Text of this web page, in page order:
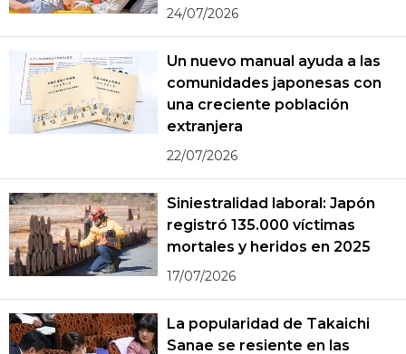
24/07/2026
Un nuevo manual ayuda a las
comunidades japonesas con
una creciente población
extranjera
22/07/2026
Siniestralidad laboral: Japón
registró 135.000 víctimas
mortales y heridos en 2025
17/07/2026
La popularidad de Takaichi
Sanae se resiente en las